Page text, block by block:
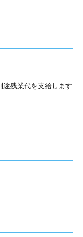
残業代を支給します